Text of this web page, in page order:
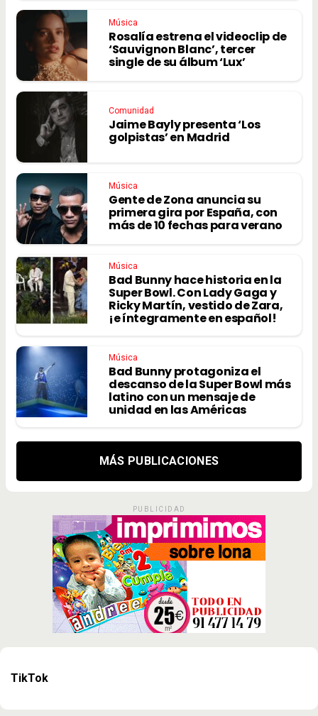
Música
Rosalía estrena el videoclip de
‘Sauvignon Blanc’, tercer
single de su álbum ‘Lux’
Comunidad
Jaime Bayly presenta ‘Los
golpistas’ en Madrid
Música
Gente de Zona anuncia su
primera gira por España, con
más de 10 fechas para verano
Música
Bad Bunny hace historia en la
Super Bowl. Con Lady Gaga y
Ricky Martín, vestido de Zara,
¡e íntegramente en español!
Música
Bad Bunny protagoniza el
descanso de la Super Bowl más
latino con un mensaje de
unidad en las Américas
MÁS PUBLICACIONES
PUBLICIDAD
TikTok